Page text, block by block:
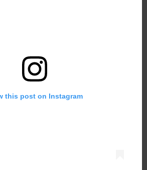
this post on Instagram